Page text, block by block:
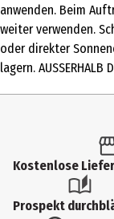
Einsatzbereich
Reinigung
Hauttyp
alle Hauttypen
Cetyl
PEG-20 Glyceryl
Aqua (Water),
Asiatica Extract,
anwenden. Beim
weiter verwenden.
oder direkter
lagern. AUSSERHALB
Kostenlose
Prospekt